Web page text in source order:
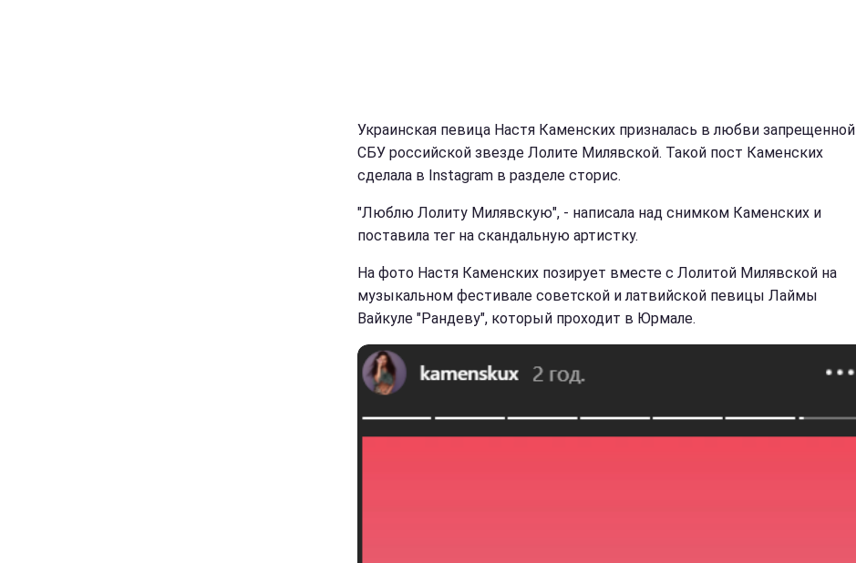
Украинская певица Настя Каменских призналась в любви запрещенной
СБУ российской звезде Лолите Милявской. Такой пост Каменских
сделала в Instagram в разделе сторис.
"Люблю Лолиту Милявскую", - написала над снимком Каменских и
поставила тег на скандальную артистку.
На фото Настя Каменских позирует вместе с Лолитой Милявской на
музыкальном фестивале советской и латвийской певицы Лаймы
Вайкуле "Рандеву", который проходит в Юрмале.